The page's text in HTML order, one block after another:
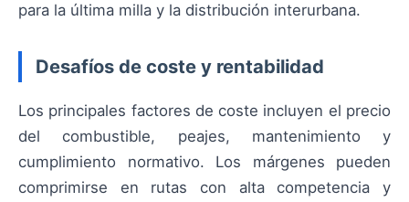
para la última milla y la distribución interurbana.
Desafíos de coste y rentabilidad
Los principales factores de coste incluyen el precio
del combustible, peajes, mantenimiento y
cumplimiento normativo. Los márgenes pueden
comprimirse en rutas con alta competencia y